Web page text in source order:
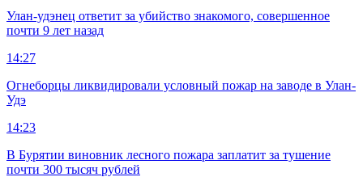
Улан-удэнец ответит за убийство знакомого, совершенное
почти 9 лет назад
14:27
Огнеборцы ликвидировали условный пожар на заводе в Улан-
Удэ
14:23
В Бурятии виновник лесного пожара заплатит за тушение
почти 300 тысяч рублей